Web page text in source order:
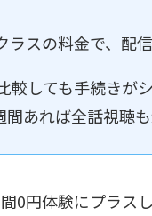
スの料金で、配
較しても手続きが
あれば全話視聴
0円体験にプラスし